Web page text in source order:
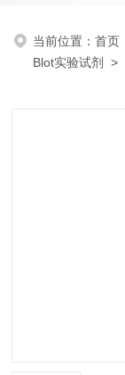
当前位置：首页
Blot实验试剂
>